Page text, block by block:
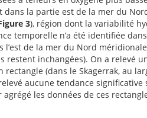
la partie est de la mer du
3), région dont la variabilité
temporelle n’a été identifiée
de la mer du Nord méridionale
restent inchangées). On a relevé
rectangle (dans le Skagerrak, au
aucune tendance
les données de ces